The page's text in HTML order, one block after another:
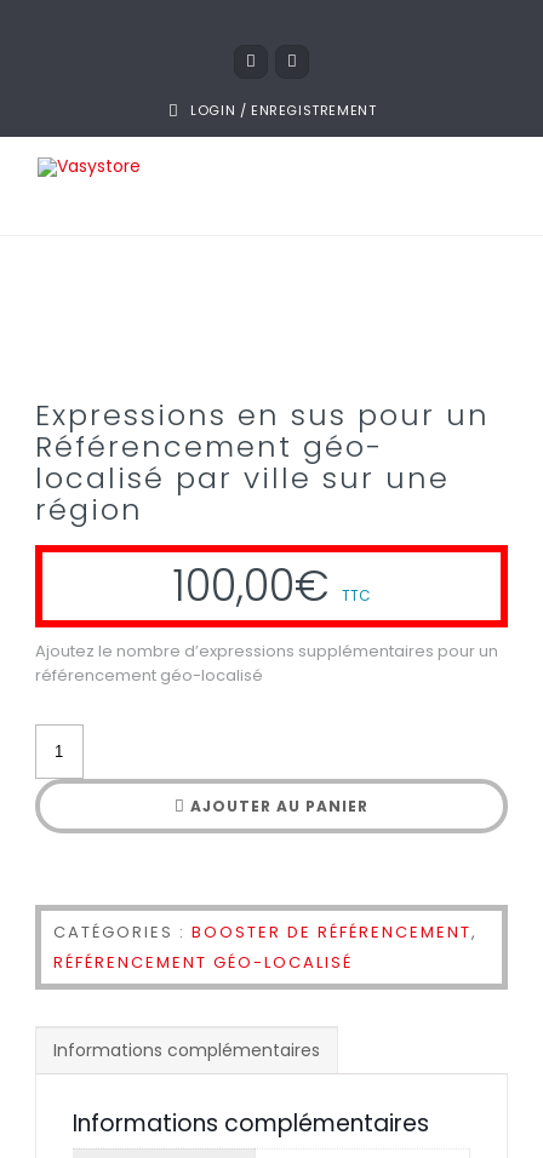
LOGIN / ENREGISTREMENT
Expressions en sus pour un
Référencement géo-
localisé par ville sur une
région
100,00€ TTC
Ajoutez le nombre d’expressions supplémentaires pour un
référencement géo-localisé
AJOUTER AU PANIER
CATÉGORIES : BOOSTER DE RÉFÉRENCEMENT,
RÉFÉRENCEMENT GÉO-LOCALISÉ
Informations complémentaires
Informations complémentaires